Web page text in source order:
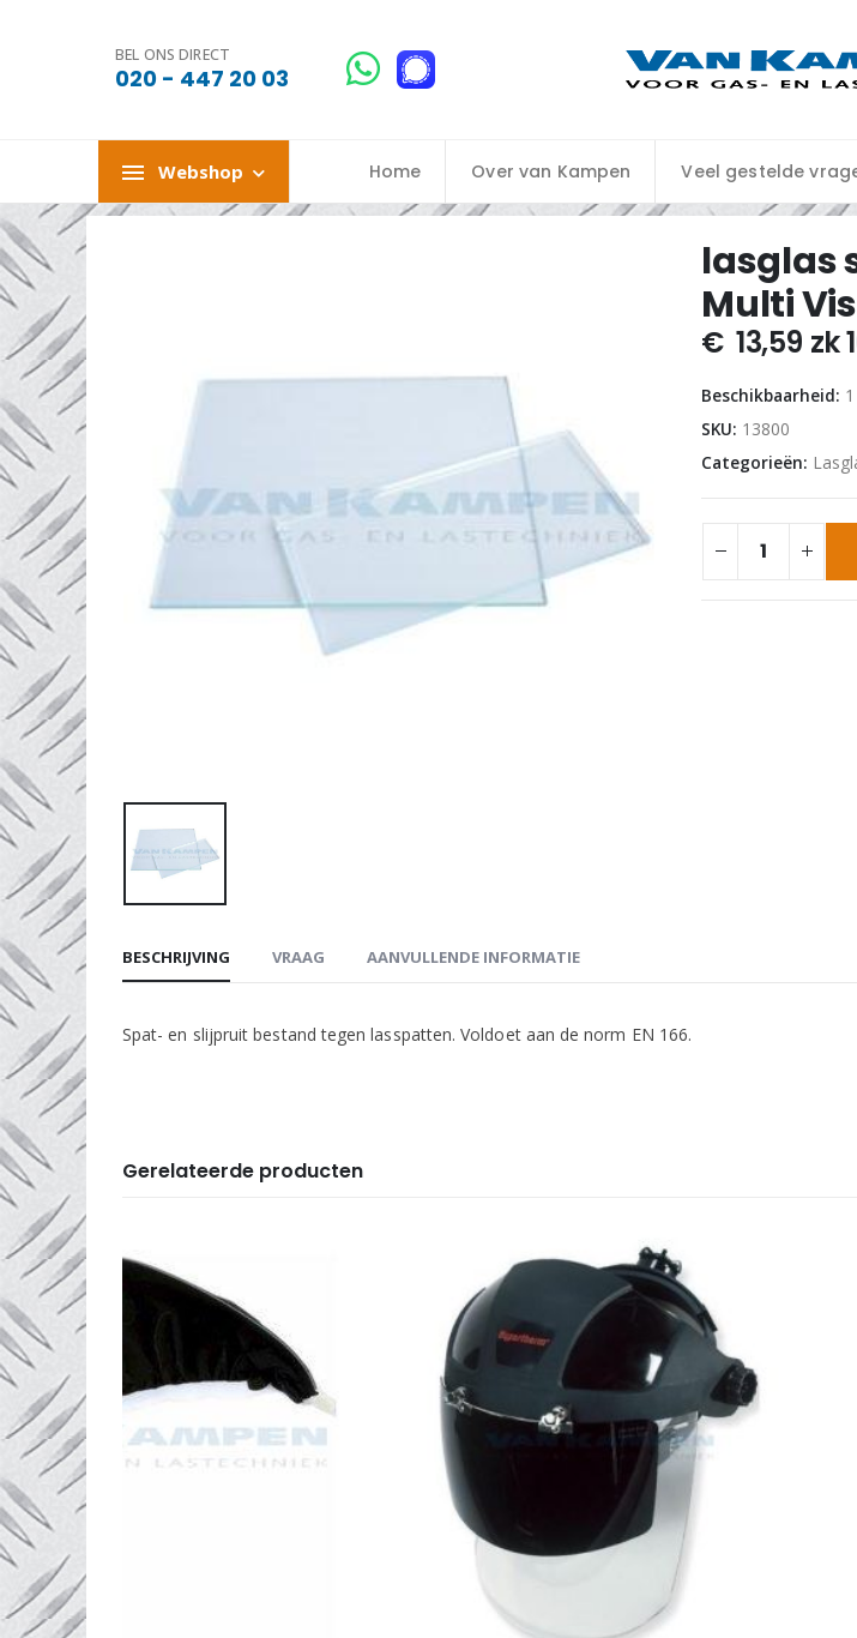
BEL ONS DIRECT
020 - 447 20 03
Webshop Home Over van Kampen Veel gestelde
lasglas
Multi
€ 13,59 zk
Beschikbaarheid:
SKU: 13800
Categorieën:
BESCHRIJVING VRAAG AANVULLENDE INFORMATIE
Spat- en slijpruit bestand tegen lasspatten. Voldoet aan de norm EN 166.
Gerelateerde producten